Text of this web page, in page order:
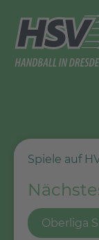
Spiele auf
Oberliga